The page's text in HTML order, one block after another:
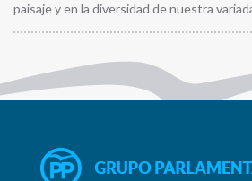
paisaje y en la diversidad de nuestra